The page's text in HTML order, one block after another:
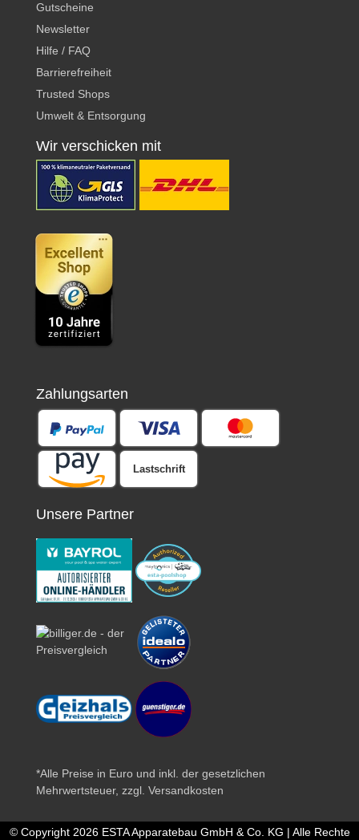
Gutscheine
Newsletter
Hilfe / FAQ
Barrierefreiheit
Trusted Shops
Umwelt & Entsorgung
Wir verschicken mit
Zahlungsarten
Lastschrift
Unsere Partner
*Alle Preise in Euro und inkl. der gesetzlichen
Mehrwertsteuer, zzgl. Versandkosten
© Copyright 2026 ESTA Apparatebau GmbH & Co. KG | Alle Rechte